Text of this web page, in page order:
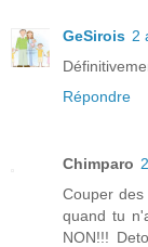
GeSirois 2
Répondre
Chimparo
Couper
quand tu
NON!!!